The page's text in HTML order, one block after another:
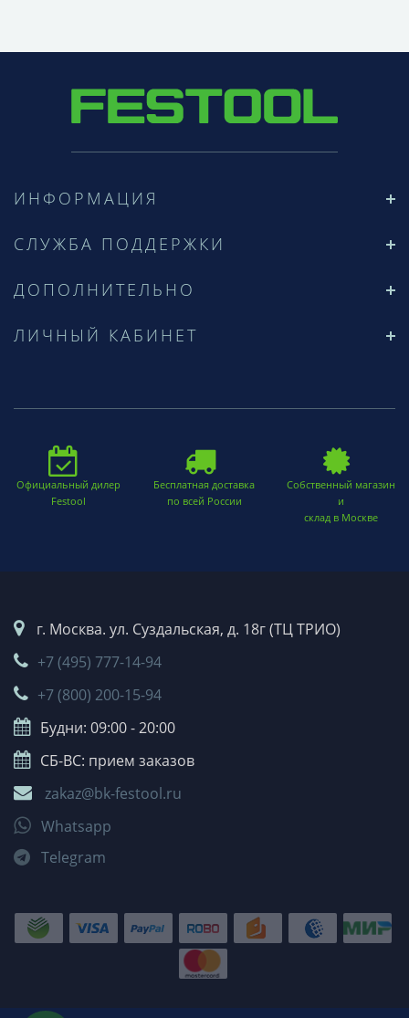
ИНФОРМАЦИЯ
СЛУЖБА ПОДДЕРЖКИ
ДОПОЛНИТЕЛЬНО
ЛИЧНЫЙ КАБИНЕТ
Официальный дилер
Festool
Бесплатная доставка
по всей России
Собственный магазин
и
склад в Москве
г. Москва. ул. Суздальская, д. 18г (ТЦ ТРИО)
+7 (495) 777-14-94
+7 (800) 200-15-94
Будни: 09:00 - 20:00
СБ-ВС: прием заказов
zakaz@bk-festool.ru
Whatsapp
Telegram